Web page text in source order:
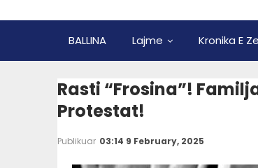
BALLINA Lajme Kronika E
Rasti “Frosina”!
Protestat!
Publikuar 03:14 9 February, 2025